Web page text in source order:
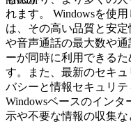
れます。 Windowsを使
は、その高い品質と安
や音声通話の最大数や
ーが同時に利用できる
す。また、最新のセキ
バシーと情報セキュリテ
Windowsベースのイン
示や不要な情報の収集